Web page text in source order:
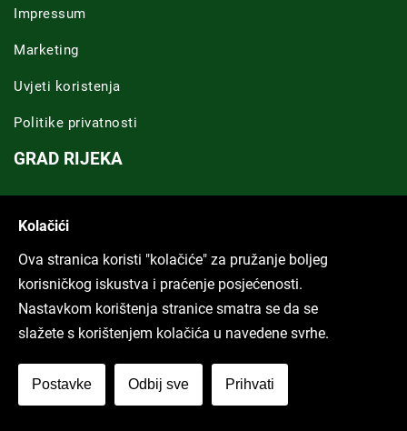
Impressum
Marketing
Uvjeti koristenja
Politike privatnosti
GRAD RIJEKA
ARHIVA TEKSTOVA
Svi tekstovi
Kolačići
Ova stranica koristi "kolačiće" za pružanje boljeg
korisničkog iskustva i praćenje posjećenosti.
Nastavkom korištenja stranice smatra se da se
slažete s korištenjem kolačića u navedene svrhe.
Postavke Odbij sve Prihvati